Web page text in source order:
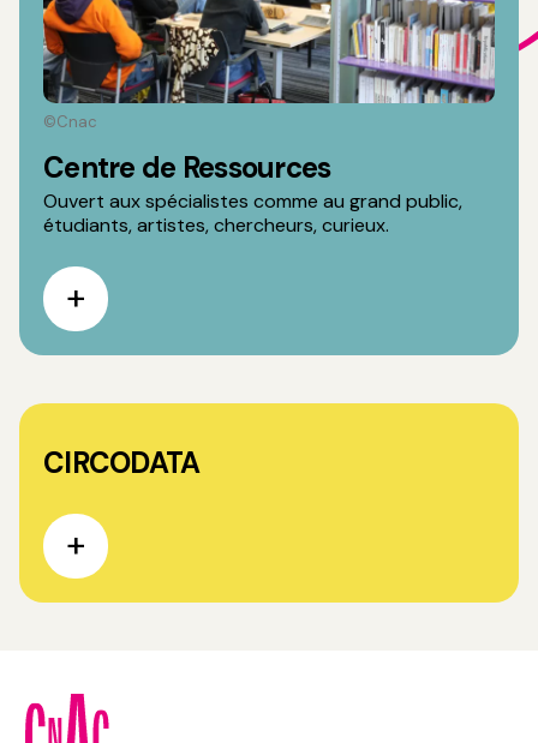
©Cnac
Centre de Ressources
Ouvert aux spécialistes comme au grand public,
étudiants, artistes, chercheurs, curieux.
CIRCODATA